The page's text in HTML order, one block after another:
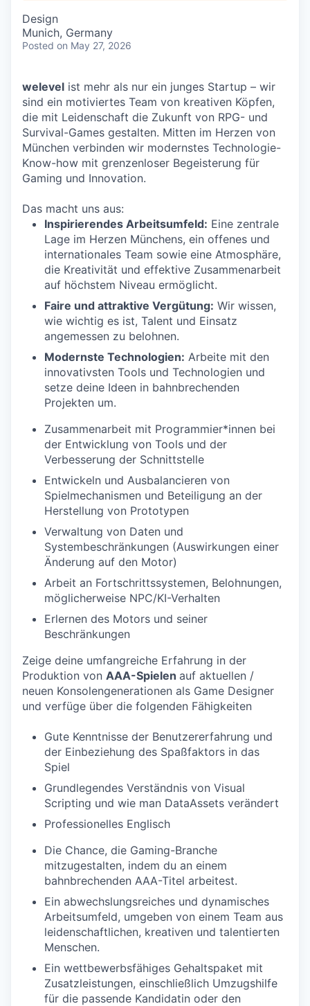
Design
Munich, Germany
Posted on May 27, 2026
welevel ist mehr als nur ein junges Startup – wir
sind ein motiviertes Team von kreativen Köpfen,
die mit Leidenschaft die Zukunft von RPG- und
Survival-Games gestalten. Mitten im Herzen von
München verbinden wir modernstes Technologie-
Know-how mit grenzenloser Begeisterung für
Gaming und Innovation.
Das macht uns aus:
Inspirierendes Arbeitsumfeld: Eine zentrale
Lage im Herzen Münchens, ein offenes und
internationales Team sowie eine Atmosphäre,
die Kreativität und effektive Zusammenarbeit
auf höchstem Niveau ermöglicht.
Faire und attraktive Vergütung: Wir wissen,
wie wichtig es ist, Talent und Einsatz
angemessen zu belohnen.
Modernste Technologien: Arbeite mit den
innovativsten Tools und Technologien und
setze deine Ideen in bahnbrechenden
Projekten um.
Zusammenarbeit mit Programmier*innen bei
der Entwicklung von Tools und der
Verbesserung der Schnittstelle
Entwickeln und Ausbalancieren von
Spielmechanismen und Beteiligung an der
Herstellung von Prototypen
Verwaltung von Daten und
Systembeschränkungen (Auswirkungen einer
Änderung auf den Motor)
Arbeit an Fortschrittssystemen, Belohnungen,
möglicherweise NPC/KI-Verhalten
Erlernen des Motors und seiner
Beschränkungen
Zeige deine umfangreiche Erfahrung in der
Produktion von AAA-Spielen auf aktuellen /
neuen Konsolengenerationen als Game Designer
und verfüge über die folgenden Fähigkeiten
Gute Kenntnisse der Benutzererfahrung und
der Einbeziehung des Spaßfaktors in das
Spiel
Grundlegendes Verständnis von Visual
Scripting und wie man DataAssets verändert
Professionelles Englisch
Die Chance, die Gaming-Branche
mitzugestalten, indem du an einem
bahnbrechenden AAA-Titel arbeitest.
Ein abwechslungsreiches und dynamisches
Arbeitsumfeld, umgeben von einem Team aus
leidenschaftlichen, kreativen und talentierten
Menschen.
Ein wettbewerbsfähiges Gehaltspaket mit
Zusatzleistungen, einschließlich Umzugshilfe
für die passende Kandidatin oder den